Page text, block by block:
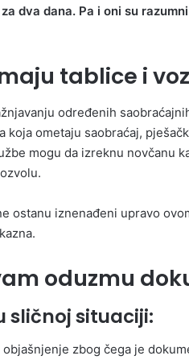
dva dana. Pa i oni su
tablice i
određenih
koja ometaju saobraćaj,
mogu da izreknu novčanu
ostanu iznenađeni upravo
oduzmu
sličnoj situaciji:
zbog čega je